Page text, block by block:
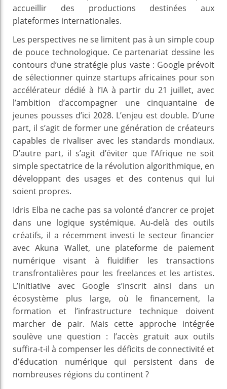
accueillir des productions destinées aux
plateformes internationales.
Les perspectives ne se limitent pas à un simple coup
de pouce technologique. Ce partenariat dessine les
contours d’une stratégie plus vaste : Google prévoit
de sélectionner quinze startups africaines pour son
accélérateur dédié à l’IA à partir du 21 juillet, avec
l’ambition d’accompagner une cinquantaine de
jeunes pousses d’ici 2028. L’enjeu est double. D’une
part, il s’agit de former une génération de créateurs
capables de rivaliser avec les standards mondiaux.
D’autre part, il s’agit d’éviter que l’Afrique ne soit
simple spectatrice de la révolution algorithmique, en
développant des usages et des contenus qui lui
soient propres.
Idris Elba ne cache pas sa volonté d’ancrer ce projet
dans une logique systémique. Au-delà des outils
créatifs, il a récemment investi le secteur financier
avec Akuna Wallet, une plateforme de paiement
numérique visant à fluidifier les transactions
transfrontalières pour les freelances et les artistes.
L’initiative avec Google s’inscrit ainsi dans un
écosystème plus large, où le financement, la
formation et l’infrastructure technique doivent
marcher de pair. Mais cette approche intégrée
soulève une question : l’accès gratuit aux outils
suffira-t-il à compenser les déficits de connectivité et
d’éducation numérique qui persistent dans de
nombreuses régions du continent ?